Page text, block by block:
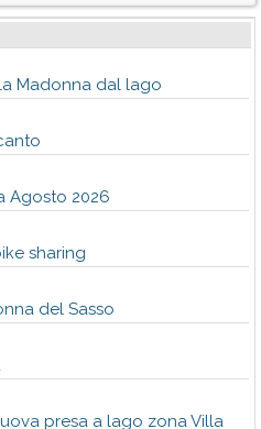
Madonna dal lago
Agosto 2026
sharing
del Sasso
presa a lago zona Villa